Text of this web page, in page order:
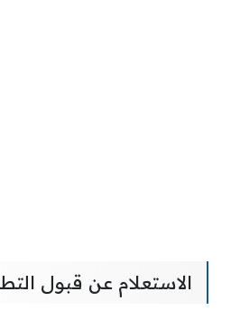
الاستعلام عن قبول